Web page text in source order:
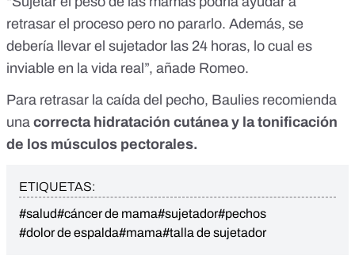
retrasar el proceso pero no pararlo. Además, se
debería llevar el sujetador las 24 horas, lo cual es
inviable en la vida real”, añade Romeo.
Para retrasar la caída del pecho, Baulies recomienda
una correcta hidratación cutánea y la tonificación
de los músculos pectorales.
ETIQUETAS:
#salud#cáncer de mama#sujetador#pechos
#dolor de espalda#mama#talla de sujetador